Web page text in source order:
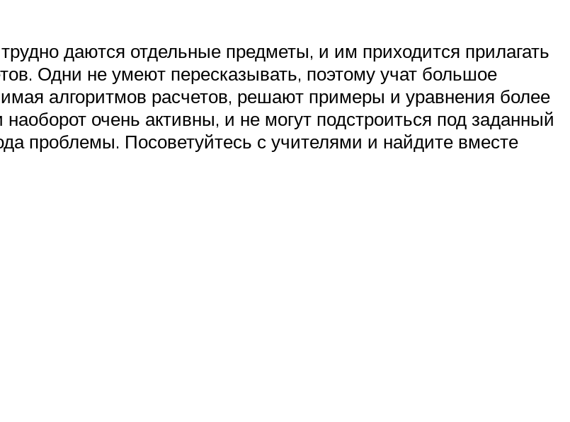
даются отдельные предметы, и им приходится прилагать
Одни не умеют пересказывать, поэтому учат большое
алгоритмов расчетов, решают примеры и уравнения более
очень активны, и не могут подстроиться под заданный
проблемы. Посоветуйтесь с учителями и найдите вместе